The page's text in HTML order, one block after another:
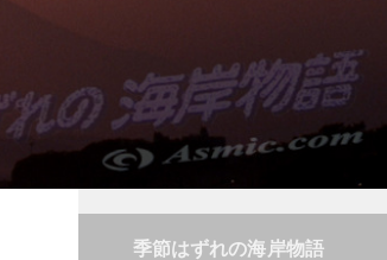
季節はずれの海岸物語